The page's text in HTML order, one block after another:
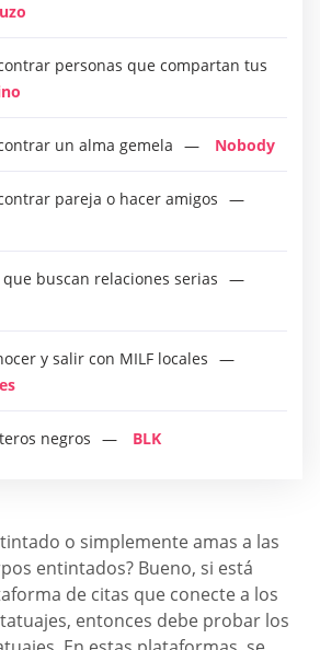
personas que compartan tus
un alma gemela Nobody
pareja o hacer amigos
que buscan relaciones serias
y salir con MILF locales
negros BLK
o simplemente amas a las
entintados? Bueno, si está
de citas que conecte a los
entonces debe probar los